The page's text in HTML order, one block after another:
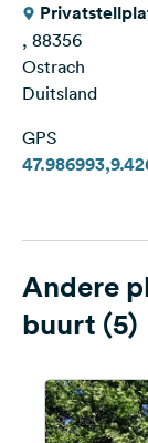
, 88356
Ostrach
Duitsland
GPS
Andere
buurt (5)